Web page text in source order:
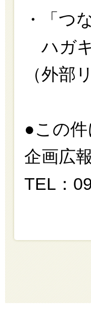
・「つ
ハガ
（外部
●この
企画広
TEL：